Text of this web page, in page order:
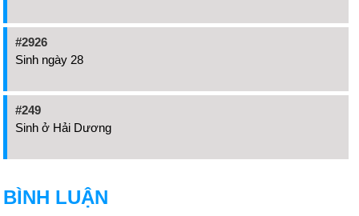
#2926
Sinh ngày 28
#249
Sinh ở Hải Dương
BÌNH LUẬN